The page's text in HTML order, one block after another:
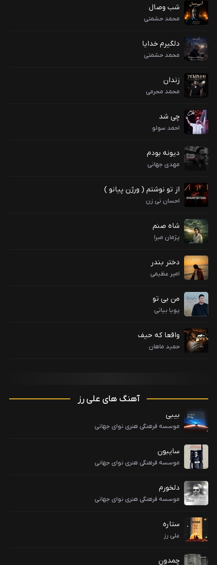
شب وصال
محمد حشمتی
دلگیرم خدایا
محمد حشمتی
زندان
محمد محرمی
چی شد
احمد سولو
دیونه بودم
مهدی جهانی
از تو نوشتم ( ورژن پیانو )
احسان نی زن
شاه صنم
پژمان مبرا
دختر بندر
امیر عظیمی
من بی تو
پویا بیاتی
واقعا که حیف
حمید ماهان
آهنگ های علی رز
بیبی
موسسه فرهنگی هنری نوای جهانی
سایبون
موسسه فرهنگی هنری نوای جهانی
دلخورم
موسسه فرهنگی هنری نوای جهانی
ستاره
علی رز
چمدون